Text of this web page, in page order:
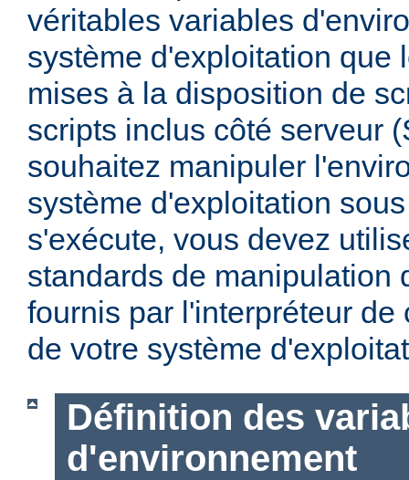
véritables variables
système d'exploitation que
mises à la disposition de
scripts inclus côté serveur
souhaitez manipuler
système d'exploitation
s'exécute, vous devez
standards de manipulation
fournis par l'interpréteur de
de votre système
Définition des
d'environnement